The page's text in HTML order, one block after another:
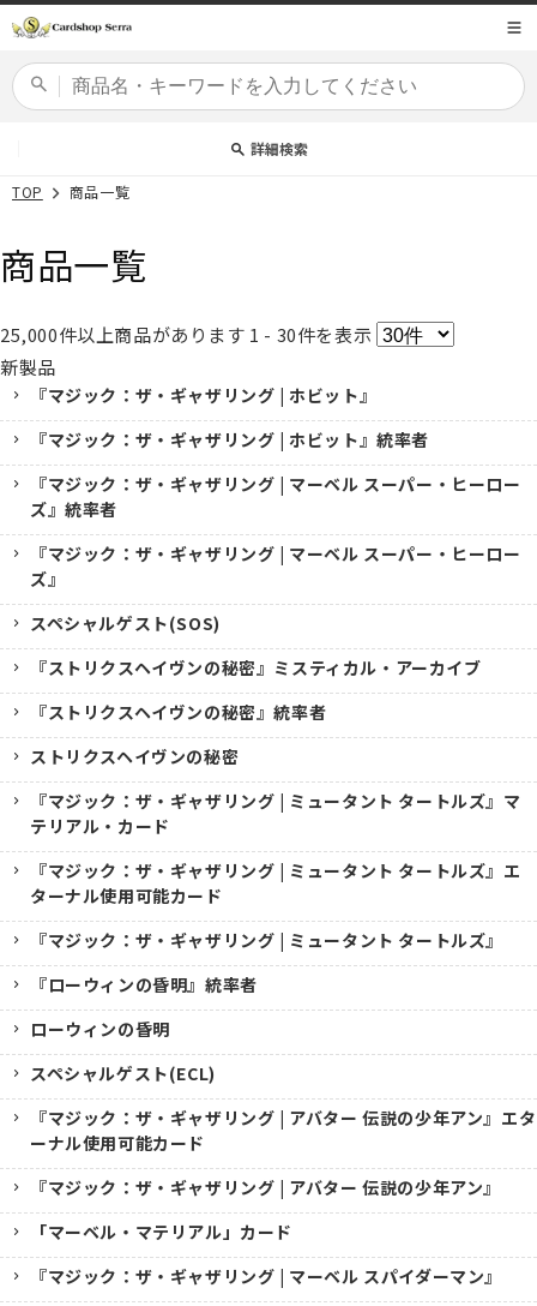
ンツに
詳細検索
商品コード
カードセット
TOP 商品一覧
商品一覧
25,000件以上商品があります 1 - 30件を表示
新製品
『マジック：ザ・ギャザリング | ホビット』
『マジック：ザ・ギャザリング | ホビット』統率者
『マジック：ザ・ギャザリング | マーベル スーパー・ヒーロー
ズ』統率者
『マジック：ザ・ギャザリング | マーベル スーパー・ヒーロー
ズ』
スペシャルゲスト(SOS)
『ストリクスヘイヴンの秘密』ミスティカル・アーカイブ
『ストリクスヘイヴンの秘密』統率者
ストリクスヘイヴンの秘密
『マジック：ザ・ギャザリング | ミュータント タートルズ』マ
テリアル・カード
『マジック：ザ・ギャザリング | ミュータント タートルズ』エ
ターナル使用可能カード
『マジック：ザ・ギャザリング | ミュータント タートルズ』
『ローウィンの昏明』統率者
ローウィンの昏明
スペシャルゲスト(ECL)
『マジック：ザ・ギャザリング | アバター 伝説の少年アン』エタ
ーナル使用可能カード
『マジック：ザ・ギャザリング | アバター 伝説の少年アン』
「マーベル・マテリアル」カード
『マジック：ザ・ギャザリング | マーベル スパイダーマン』